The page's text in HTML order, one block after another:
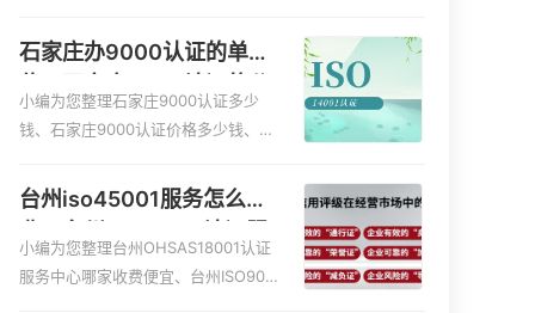
服务资质哪家便宜、安全运维服务资
质认证哪家效率高、信息系统安全集
成服务资质认证的申请书相关iso体系
认证知识，详情可查看下方正文！
石家庄办9000认证的单
司
小编为您整理石家庄9000认证多少
钱、石家庄9000认证价格多少钱、石
00认证价格贵吗、石家庄9000认证费
用大概多钱相关iso体系认证知识，详
情可查看下方正文！
台州iso45001服务怎么收
务怎么收费
小编为您整理台州OHSAS18001认证
服务中心哪家收费便宜、台州ISO900